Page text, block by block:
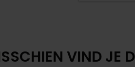
VIND JE